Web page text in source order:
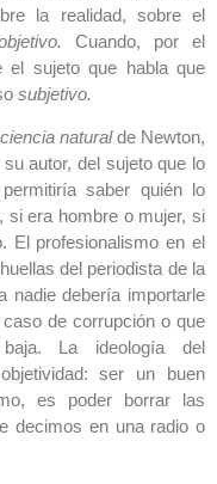
la realidad, sobre el
Cuando, por el
el sujeto que habla que
subjetivo.
naturalde Newton,
autor, del sujeto que lo
saber quién lo
si era hombre o mujer, si
El profesionalismo en el
del periodista de la
nadie debería importarle
de corrupción o que
La ideología del
ser un buen
es poder borrar las
decimos en una radio o